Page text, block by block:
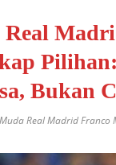
Bukan
Real Madrid Franco